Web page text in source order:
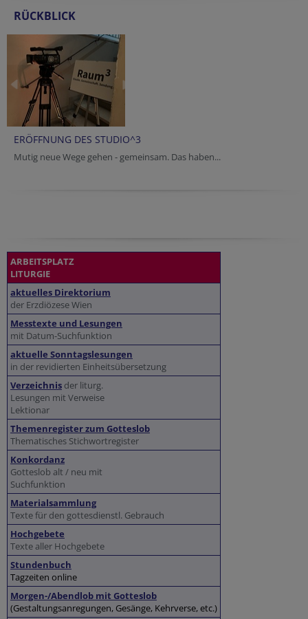
RÜCKBLICK
ERÖFFNUNG DES STUDIO^3
Mutig neue Wege gehen - gemeinsam. Das haben...
ARBEITSPLATZ
LITURGIE
aktuelles Direktorium
der Erzdiözese Wien
Messtexte und Lesungen
mit Datum-Suchfunktion
aktuelle Sonntagslesungen
in der revidierten Einheitsübersetzung
Verzeichnis der liturg.
Lesungen mit Verweise
Lektionar
Themenregister zum Gotteslob
Thematisches Stichwortregister
Konkordanz
Gotteslob alt / neu mit
Suchfunktion
Materialsammlung
Texte für den gottesdienstl. Gebrauch
Hochgebete
Texte aller Hochgebete
Stundenbuch
Tagzeiten online
Morgen-/Abendlob mit Gotteslob
(Gestaltungsanregungen, Gesänge, Kehrverse, etc.)